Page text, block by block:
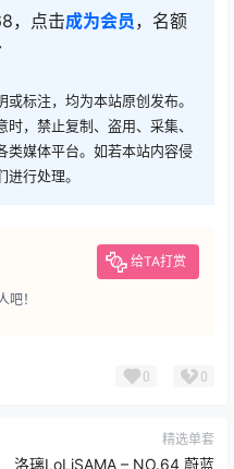
，点击成为会员 ，名额
标注，均为本站原创发布。
，禁止复制、盗用、采集、
类媒体平台。如若本站内容侵
行处理。
给TA打赏
！
0 0
精选单套
洛璃LoLiSAMA – NO.64 蔚蓝